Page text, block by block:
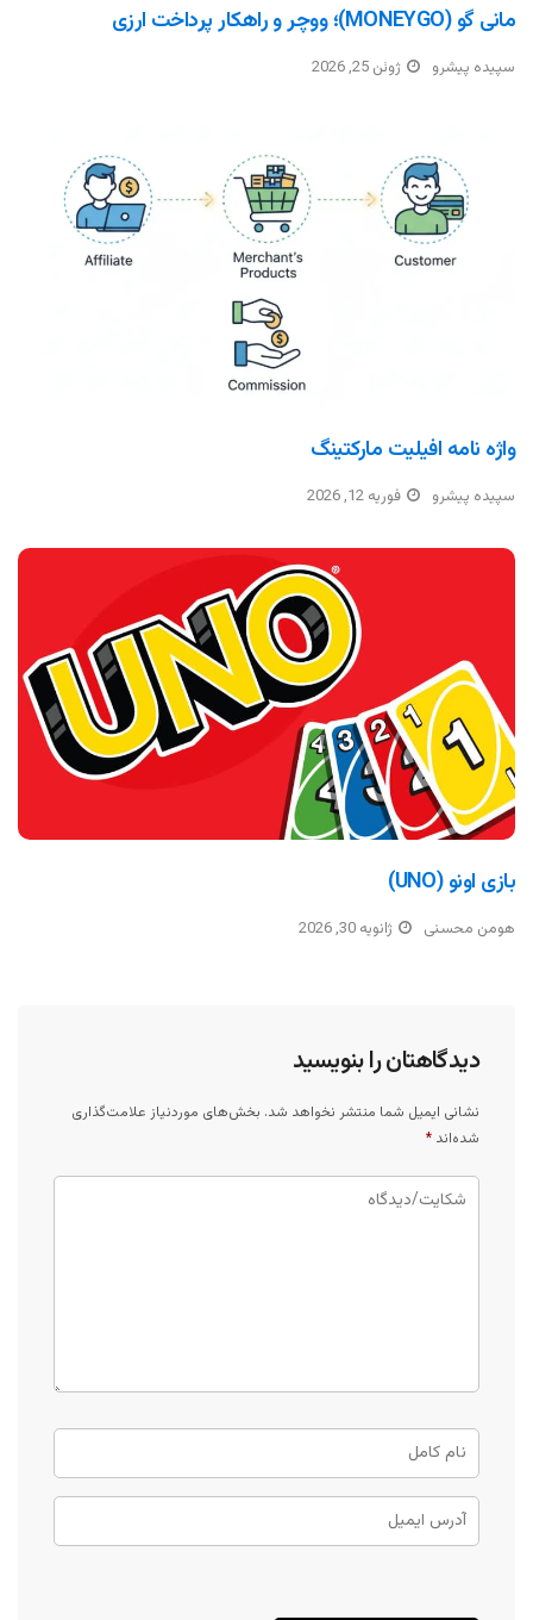
مانی گو (MONEYGO)؛ ووچر و راهکار پرداخت ارزی
سپیده پیشرو ژوئن 25, 2026
واژه نامه افیلیت مارکتینگ
سپیده پیشرو فوریه 12, 2026
بازی اونو (UNO)
هومن محسنی ژانویه 30, 2026
دیدگاهتان را بنویسید
نشانی ایمیل شما منتشر نخواهد شد. بخش‌های موردنیاز علامت‌گذاری
شده‌اند *